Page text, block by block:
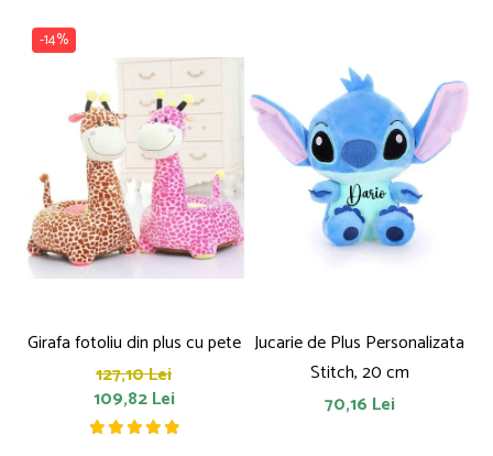
-14%
Girafa fotoliu din plus cu pete
127,10 Lei
109,82 Lei
Jucarie de Plus Personalizata
Stitch, 20 cm
70,16 Lei